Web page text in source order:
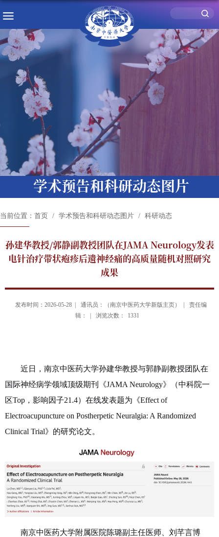
学术预告和科研动态图片
当前位置： 首页 学术预告和科研动态图片 科研动态
孙建华教授/郭静副教授团队在JAMA Neurology发表
电针治疗带状疱疹后遗神经痛的高质量随机对照研究
成果
发布时间：2026-05-28 | 通讯员：（南京中医药大学新版主页） |
责任编
辑： |
浏览次数： 1331
近日，南京中医药大学孙建华教授与郭静副教授团队在
国际神经病学领域顶级期刊《JAMA Neurology》（中科院一
区Top ，影响因子21.4）在线发表题为《Effect of
Electroacupuncture on Postherpetic Neuralgia: A Randomized
Clinical Trial》的研究论文。
南京中医药大学附属医院陈璐副主任医师、刘芊言博